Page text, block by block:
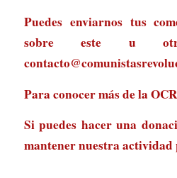
Puedes enviarnos tus
sobre este u
Para conocer más de la
Si puedes hacer una
mantener nuestra actividad